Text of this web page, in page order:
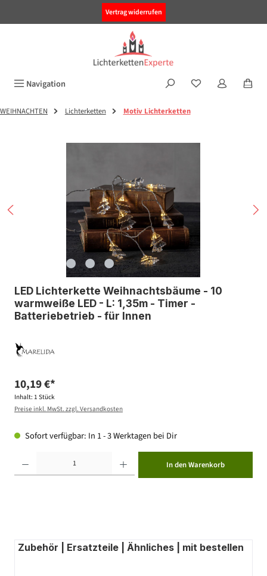
Vertrag widerrufen
Navigation
WEIHNACHTEN Lichterketten Motiv Lichterketten
LED Lichterkette Weihnachtsbäume - 10
warmweiße LED - L: 1,35m - Timer -
Batteriebetrieb - für Innen
10,19 €*
Inhalt: 1 Stück
Preise inkl. MwSt. zzgl. Versandkosten
Sofort verfügbar: In 1 - 3 Werktagen bei Dir
In den Warenkorb
Zubehör | Ersatzteile | Ähnliches | mit bestellen